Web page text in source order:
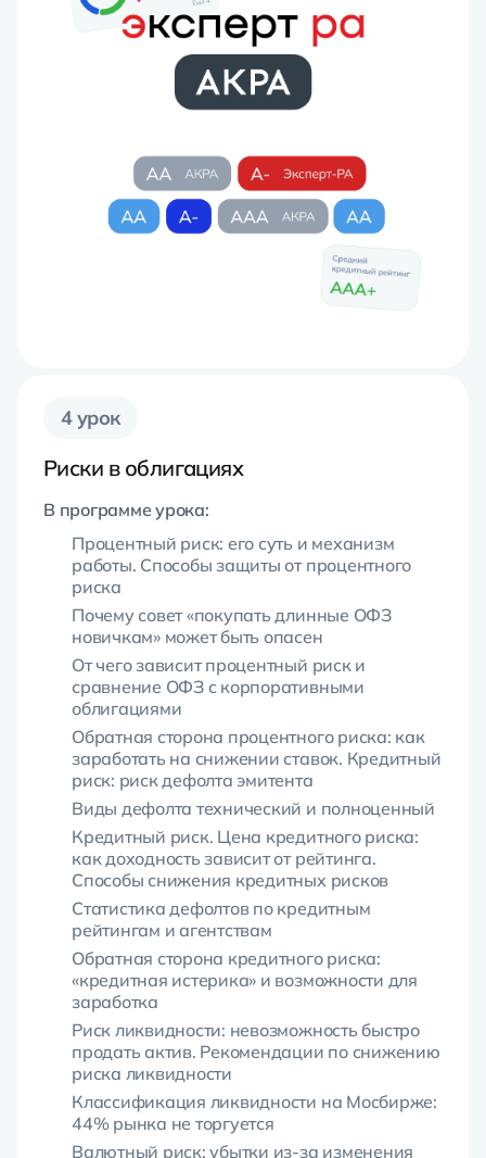
4 урок
Риски в облигациях
В программе урока:
Процентный риск: его суть и механизм
работы. Способы защиты от процентного
риска
Почему совет «покупать длинные ОФЗ
новичкам» может быть опасен
От чего зависит процентный риск и
сравнение ОФЗ с корпоративными
облигациями
Обратная сторона процентного риска: как
заработать на снижении ставок. Кредитный
риск: риск дефолта эмитента
Виды дефолта технический и полноценный
Кредитный риск. Цена кредитного риска:
как доходность зависит от рейтинга.
Способы снижения кредитных рисков
Статистика дефолтов по кредитным
рейтингам и агентствам
Обратная сторона кредитного риска:
«кредитная истерика» и возможности для
заработка
Риск ликвидности: невозможность быстро
продать актив. Рекомендации по снижению
риска ликвидности
Классификация ликвидности на Мосбирже:
44% рынка не торгуется
Валютный риск: убытки из-за изменения